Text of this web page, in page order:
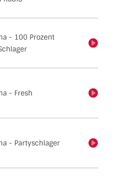
- 100 Prozent
- Fresh
- Partyschlager
einschalten